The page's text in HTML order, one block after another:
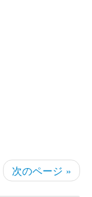
次のページ »